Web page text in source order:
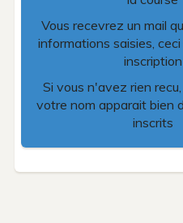
Vous recevrez un mail
informations saisies,
inscription
Si vous n'avez rien
votre nom apparait bien
inscrits